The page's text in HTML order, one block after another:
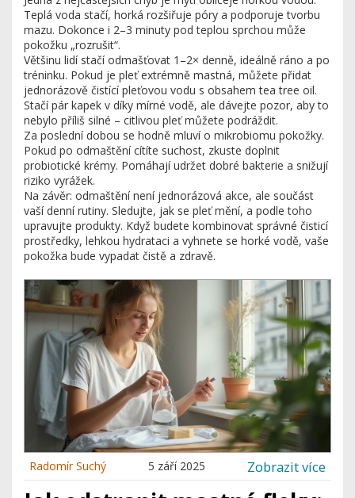
Teplá voda stačí, horká rozšiřuje póry a podporuje tvorbu
mazu. Dokonce i 2–3 minuty pod teplou sprchou může
pokožku „rozrušit“.
Většinu lidí stačí odmašťovat 1–2× denně, ideálně ráno a po
tréninku. Pokud je pleť extrémně mastná, můžete přidat
jednorázově čistící pleťovou vodu s obsahem tea tree oil.
Stačí pár kapek v díky mírné vodě, ale dávejte pozor, aby to
nebylo příliš silné – citlivou pleť můžete podráždit.
Za poslední dobou se hodně mluví o mikrobiomu pokožky.
Pokud po odmaštění cítíte suchost, zkuste doplnit
probiotické krémy. Pomáhají udržet dobré bakterie a snižují
riziko vyrážek.
Na závěr: odmaštění není jednorázová akce, ale součást
vaší denní rutiny. Sledujte, jak se pleť mění, a podle toho
upravujte produkty. Když budete kombinovat správné čisticí
prostředky, lehkou hydrataci a vyhnete se horké vodě, vaše
pokožka bude vypadat čistě a zdravě.
Radomír Suchý 5 září 2025 Zobrazit více